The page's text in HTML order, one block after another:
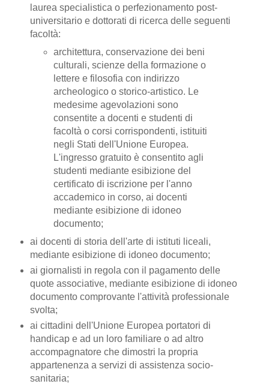
laurea specialistica o perfezionamento post-
universitario e dottorati di ricerca delle seguenti
facoltà:
architettura, conservazione dei beni
culturali, scienze della formazione o
lettere e filosofia con indirizzo
archeologico o storico-artistico. Le
medesime agevolazioni sono
consentite a docenti e studenti di
facoltà o corsi corrispondenti, istituiti
negli Stati dell'Unione Europea.
L'ingresso gratuito è consentito agli
studenti mediante esibizione del
certificato di iscrizione per l'anno
accademico in corso, ai docenti
mediante esibizione di idoneo
documento;
ai docenti di storia dell'arte di istituti liceali,
mediante esibizione di idoneo documento;
ai giornalisti in regola con il pagamento delle
quote associative, mediante esibizione di idoneo
documento comprovante l'attività professionale
svolta;
ai cittadini dell'Unione Europea portatori di
handicap e ad un loro familiare o ad altro
accompagnatore che dimostri la propria
appartenenza a servizi di assistenza socio-
sanitaria;